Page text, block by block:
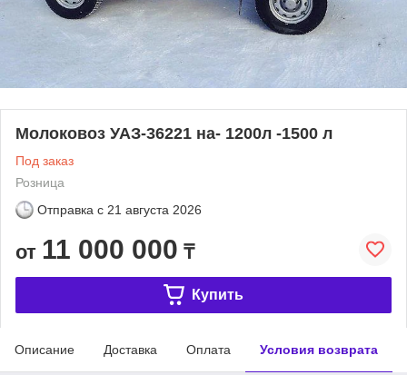
Молоковоз УАЗ-36221 на- 1200л -1500 л
Под заказ
Розница
Отправка с 21 августа 2026
от 11 000 000 ₸
Купить
Описание Доставка Оплата Условия возврата